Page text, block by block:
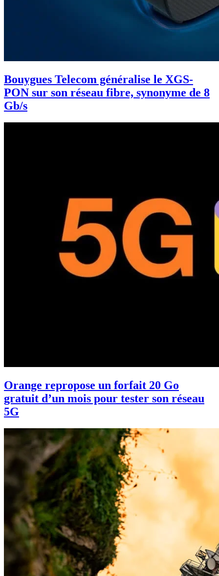
Bouygues Telecom généralise le XGS-
PON sur son réseau fibre, synonyme de 8
Gb/s
Orange repropose un forfait 20 Go
gratuit d’un mois pour tester son réseau
5G